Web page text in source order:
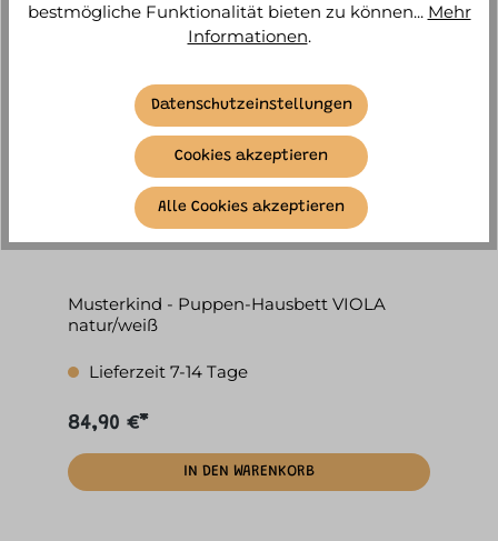
Musterkind - Puppen-Hausbett VIOLA
natur/weiß
Lieferzeit 7-14 Tage
84,90 €*
IN DEN WARENKORB
bestmögliche Funktionalität bieten zu können... Mehr
Informationen.
Datenschutzeinstellungen
Cookies akzeptieren
Alle Cookies akzeptieren